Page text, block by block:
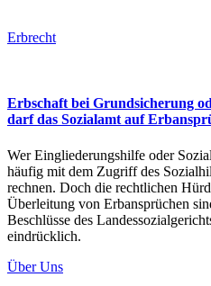
Erbrecht
Erbschaft bei Grundsicherung
darf das Sozialamt auf
Wer Eingliederungshilfe oder
häufig mit dem Zugriff des
rechnen. Doch die rechtlichen
Überleitung von Erbansprüchen
Beschlüsse des
eindrücklich.
Über Uns